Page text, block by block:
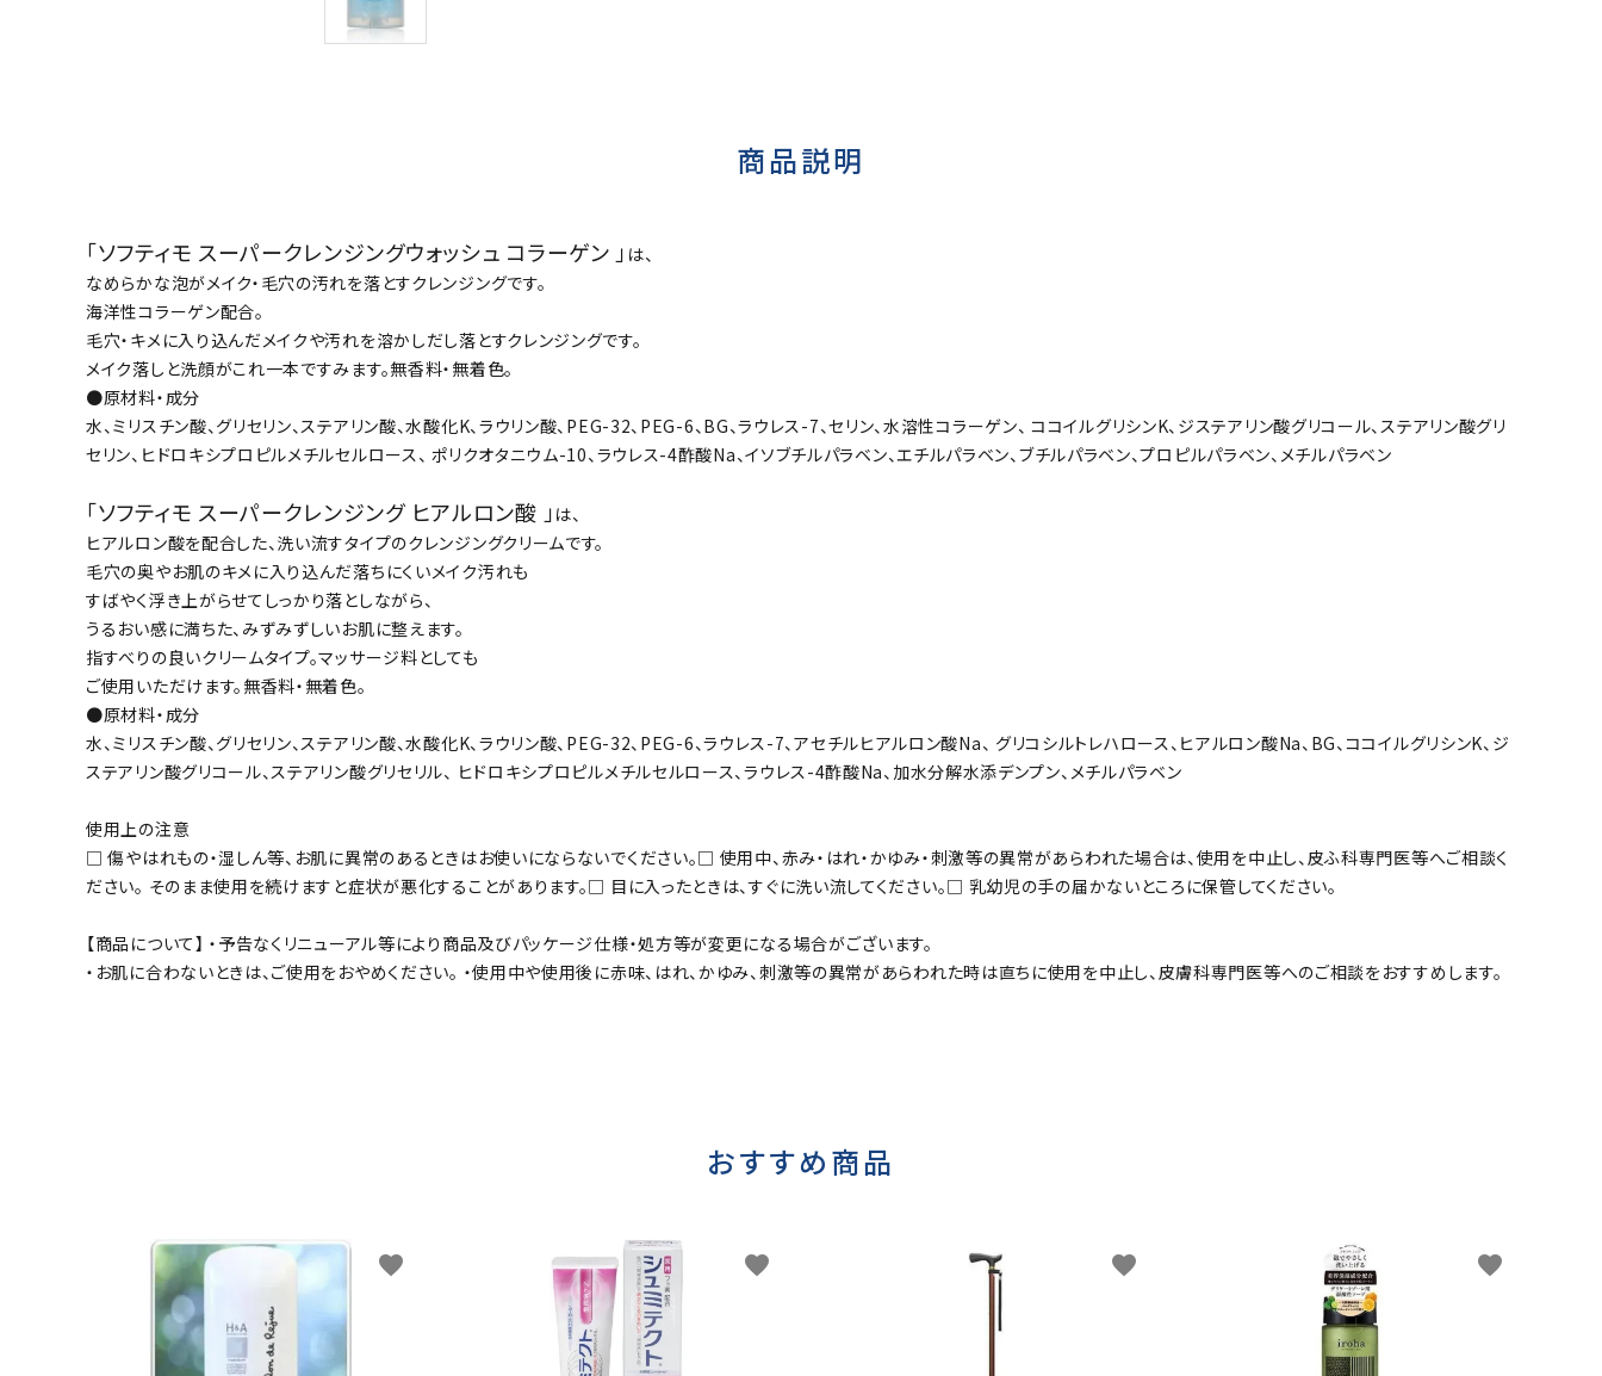
商品説明
「ソフティモ スーパークレンジングウォッシュ コラーゲン 」 は、
なめらかな泡がメイク・毛穴の汚れを落とすクレンジングです。
海洋性コラーゲン配合。
毛穴・キメに入り込んだメイクや汚れを溶かしだし落とすクレンジングです。
メイク落しと洗顔がこれ一本ですみます。無香料・無着色。
●原材料・成分
水、ミリスチン酸、グリセリン、ステアリン酸、水酸化K、ラウリン酸、PEG-32、PEG-6、BG、ラウレス-7、セリン、水溶性コラーゲン、 ココイルグリシンK、ジステアリン酸グリコール、ステアリン酸グリ
セリン、ヒドロキシプロピルメチルセルロース、 ポリクオタニウム-10、ラウレス-4酢酸Na、イソブチルパラベン、エチルパラベン、ブチルパラベン、プロピルパラベン、メチルパラベン
「ソフティモ スーパークレンジング ヒアルロン酸 」 は、
ヒアルロン酸を配合した、洗い流すタイプのクレンジングクリームです。
毛穴の奥やお肌のキメに入り込んだ落ちにくいメイク汚れも
すばやく浮き上がらせてしっかり落としながら、
うるおい感に満ちた、みずみずしいお肌に整えます。
指すべりの良いクリームタイプ。マッサージ料としても
ご使用いただけます。無香料・無着色。
●原材料・成分
水、ミリスチン酸、グリセリン、ステアリン酸、水酸化K、ラウリン酸、PEG-32、PEG-6、ラウレス-7、アセチルヒアルロン酸Na、 グリコシルトレハロース、ヒアルロン酸Na、BG、ココイルグリシンK、ジ
ステアリン酸グリコール、ステアリン酸グリセリル、 ヒドロキシプロピルメチルセルロース、ラウレス-4酢酸Na、加水分解水添デンプン、メチルパラベン
使用上の注意
□ 傷やはれもの・湿しん等、お肌に異常のあるときはお使いにならないでください。□ 使用中、赤み・はれ・かゆみ・刺激等の異常があらわれた場合は、使用を中止し、皮ふ科専門医等へご相談く
ださい。 そのまま使用を続けますと症状が悪化することがあります。□ 目に入ったときは、すぐに洗い流してください。□ 乳幼児の手の届かないところに保管してください。
【商品について】 ・予告なくリニューアル等により商品及びパッケージ仕様・処方等が変更になる場合がございます。
・お肌に合わないときは、ご使用をおやめください。 ・使用中や使用後に赤味、はれ、かゆみ、刺激等の異常があらわれた時は直ちに使用を中止し、皮膚科専門医等へのご相談をおすすめします。
おすすめ商品
favorite favorite favorite favorite